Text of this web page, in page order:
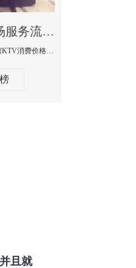
萧县哪家男模夜场服务流程全面-五号公馆KTV消费价格点评
本文详细为你解答五号公馆KTV消费价格，更多关于哪家男模夜场服务流程全面免费咨询1333 867 6881微信同步！
且就